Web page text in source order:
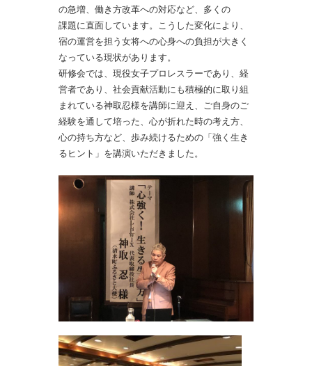
の急増、働き方改革への対応など、多くの
課題に直面しています。こうした変化により、
宿の運営を担う女将への心身への負担が大きく
なっている現状があります。
研修会では、現役女子プロレスラーであり、経
営者であり、社会貢献活動にも積極的に取り組
まれている神取忍様を講師に迎え、ご自身のご
経験を通して培った、心が折れた時の考え方、
心の持ち方など、歩み続けるための「強く生き
るヒント」を講演いただきました。